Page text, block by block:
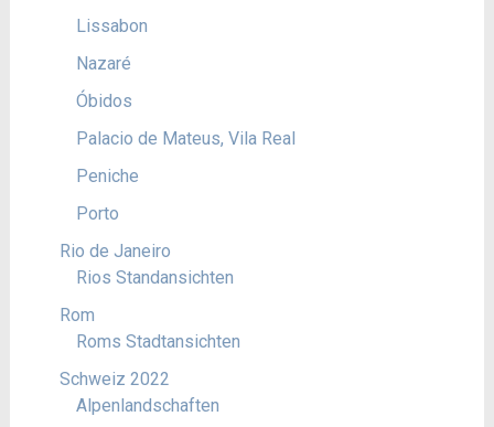
Lissabon
Nazaré
Óbidos
Palacio de Mateus, Vila Real
Peniche
Porto
Rio de Janeiro
Rios Standansichten
Rom
Roms Stadtansichten
Schweiz 2022
Alpenlandschaften